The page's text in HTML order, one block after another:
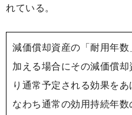
れている。
減価償却資産の「耐用年
加える場合にその減価償
り通常予定される効果を
なわち通常の効用持続年